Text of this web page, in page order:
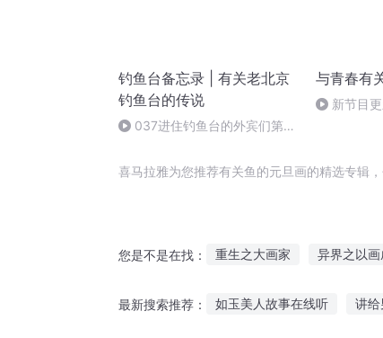
钓鱼台备忘录 | 有关老北京
钓鱼台的传说
037进住钓鱼台的外宾们第
位客人(2)（完结）
与青春有
新节目
喜马拉雅为您推荐有关鱼的元旦画的精选专辑
您是不是在找： 重生之大画家 异界之以画
最新搜索推荐： 如玉美人故事在线听 讲给